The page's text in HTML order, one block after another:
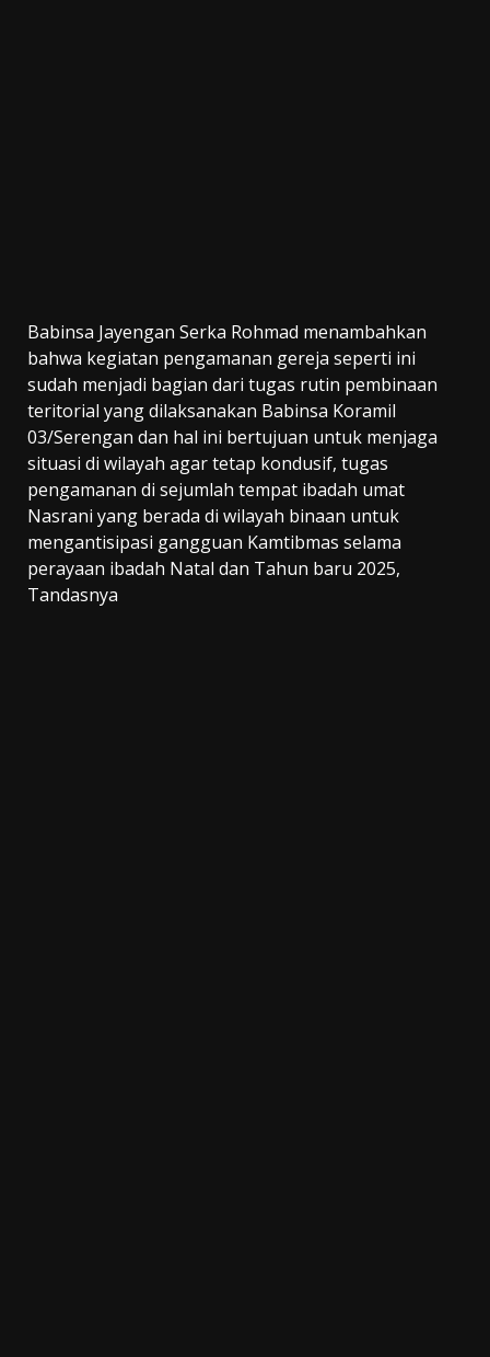
Babinsa Jayengan Serka Rohmad menambahkan
bahwa kegiatan pengamanan gereja seperti ini
sudah menjadi bagian dari tugas rutin pembinaan
teritorial yang dilaksanakan Babinsa Koramil
03/Serengan dan hal ini bertujuan untuk menjaga
situasi di wilayah agar tetap kondusif, tugas
pengamanan di sejumlah tempat ibadah umat
Nasrani yang berada di wilayah binaan untuk
mengantisipasi gangguan Kamtibmas selama
perayaan ibadah Natal dan Tahun baru 2025,
Tandasnya